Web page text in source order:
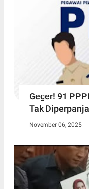
Geger! 91
Tak
November 06, 2025